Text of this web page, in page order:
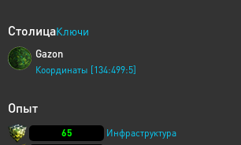
СтолицаКлючи
Gazon
Координаты [134:499:5]
Опыт
65
Инфраструктура